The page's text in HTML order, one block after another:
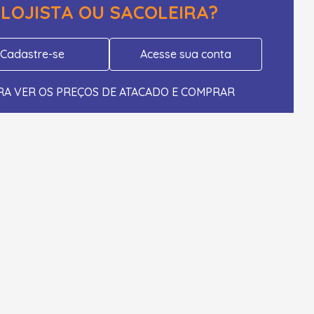
LOJISTA OU SACOLEIRA?
Cadastre-se Acesse sua conta
VER OS PREÇOS DE ATACADO E COMPRAR